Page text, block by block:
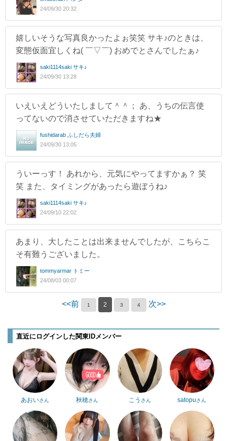
24/09/30 20:32
嬉しいそうな写真良かったよぉ笑笑 サキ♪のときは、
変態仮面宜しくね( ￣▽￣) おめでとさんでしたぁ♪
saki1114saki サキ♪
24/09/30 13:28
いえいえどういたしまして＾＾； あ、うちの伝言使
ってないので消させていただきますね★
fushidarab ふしだら夫婦
24/09/30 13:05
ういーっす！ あれから、元気にやってますかぁ？ 笑
笑 また、タイミングがあったら遊ぼうね♪
saki1114saki サキ♪
24/09/10 22:02
あまり、大したことは出来ませんでしたが、こちらこ
そ有難うございました。
tommyarmar トミー
24/08/03 00:07
<<前 1 2 3 4 次>>
直近にログインした関東IDメンバー
あおいさん 秋穂さん こう さん satopuさん